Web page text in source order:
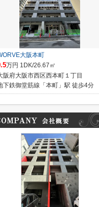
大阪本町
万円 1DK/26.67㎡
阪府大阪市西区西本町１丁目
下鉄御堂筋線「本町」駅 徒歩4分